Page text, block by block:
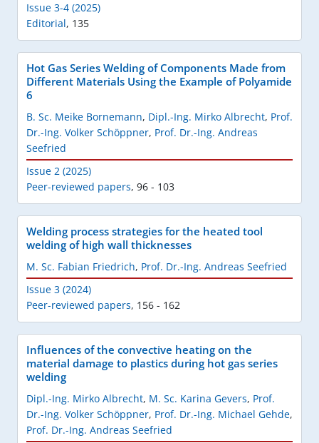
Issue 3-4 (2025)
Editorial, 135
Hot Gas Series Welding of Components Made from
Different Materials Using the Example of Polyamide
6
B. Sc. Meike Bornemann, Dipl.-Ing. Mirko Albrecht, Prof.
Dr.-Ing. Volker Schöppner, Prof. Dr.-Ing. Andreas
Seefried
Issue 2 (2025)
Peer-reviewed papers, 96 - 103
Welding process strategies for the heated tool
welding of high wall thicknesses
M. Sc. Fabian Friedrich, Prof. Dr.-Ing. Andreas Seefried
Issue 3 (2024)
Peer-reviewed papers, 156 - 162
Influences of the convective heating on the
material damage to plastics during hot gas series
welding
Dipl.-Ing. Mirko Albrecht, M. Sc. Karina Gevers, Prof.
Dr.-Ing. Volker Schöppner, Prof. Dr.-Ing. Michael Gehde,
Prof. Dr.-Ing. Andreas Seefried